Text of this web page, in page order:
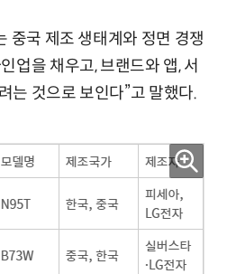
중국 제조 생태계와 정면 경쟁
업을 채우고, 브랜드와 앱, 서
는 것으로 보인다”고 말했다.